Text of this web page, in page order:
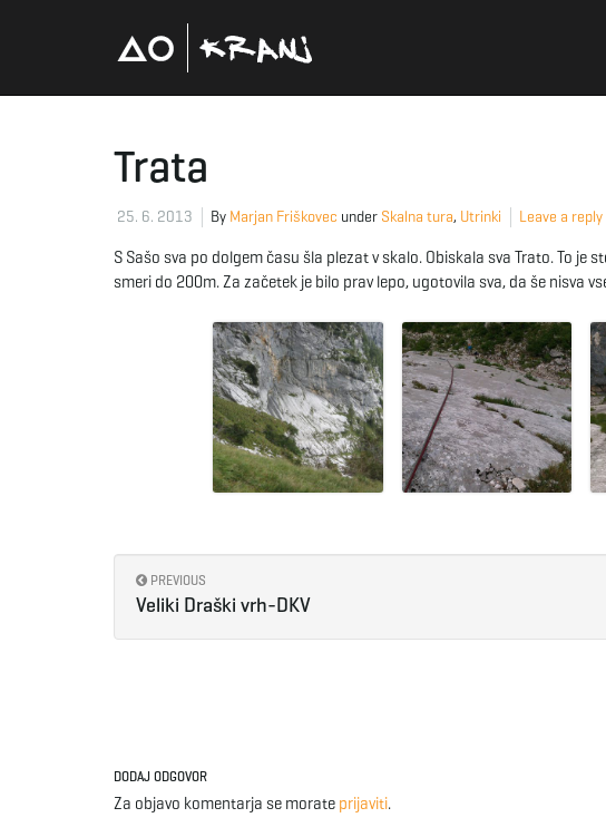
Trata
25. 6. 2013 By Marjan Friškovec under Skalna tura, Utrinki Leave a reply
S Sašo sva po dolgem času šla plezat v skalo. Obiskala sva Trato. To
smeri do 200m. Za začetek je bilo prav lepo, ugotovila sva, da še nisva
PREVIOUS
Veliki Draški vrh-DKV
DODAJ ODGOVOR
Za objavo komentarja se morate prijaviti.